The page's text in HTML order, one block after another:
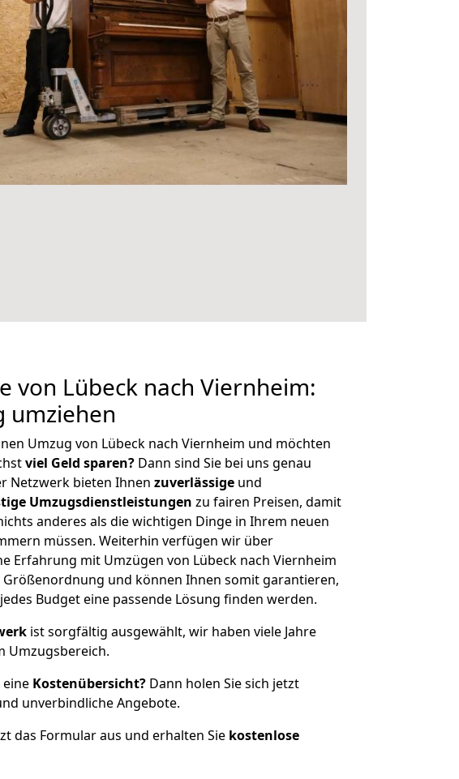
von Lübeck nach Viernheim:
umziehen
Umzug von Lübeck nach Viernheim und möchten
viel Geld sparen? Dann sind Sie bei uns genau
Netzwerk bieten Ihnen zuverlässige und
Umzugsdienstleistungen zu fairen Preisen, damit
anderes als die wichtigen Dinge in Ihrem neuen
müssen. Weiterhin verfügen wir über
Erfahrung mit Umzügen von Lübeck nach Viernheim
und können Ihnen somit garantieren,
Budget eine passende Lösung finden werden.
ist sorgfältig ausgewählt, wir haben viele Jahre
Umzugsbereich.
eine Kostenübersicht? Dann holen Sie sich jetzt
unverbindliche Angebote.
das Formular aus und erhalten Sie kostenlose